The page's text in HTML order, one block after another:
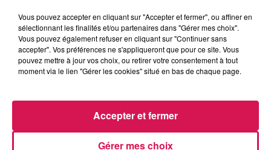
Revivez les meilleurs moments de la Ligne des Auditeurs
Vous pouvez accepter en cliquant sur "Accepter et fermer", ou affiner en
sélectionnant les finalités et/ou partenaires dans "Gérer mes choix".
Vous pouvez également refuser en cliquant sur "Continuer sans
accepter". Vos préférences ne s'appliqueront que pour ce site. Vous
pouvez mettre à jour vos choix, ou retirer votre consentement à tout
moment via le lien "Gérer les cookies" situé en bas de chaque page.
Gérer mes choix
Accepter et fermer